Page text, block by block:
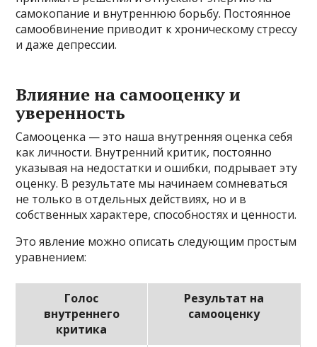
самокопание и внутреннюю борьбу. Постоянное
самообвинение приводит к хроническому стрессу
и даже депрессии.
Влияние на самооценку и
уверенность
Самооценка — это наша внутренняя оценка себя
как личности. Внутренний критик, постоянно
указывая на недостатки и ошибки, подрывает эту
оценку. В результате мы начинаем сомневаться
не только в отдельных действиях, но и в
собственных характере, способностях и ценности.
Это явление можно описать следующим простым
уравнением:
Голос
внутреннего
критика
Результат на
самооценку